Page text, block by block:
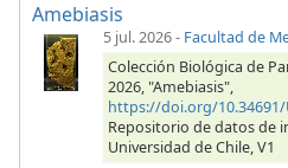
Amebiasis
5 jul. 2026- Facultad de
Colección Biológica de
2026, "Amebiasis",
https://doi.org/10.34691/
Repositorio de datos de
Universidad de Chile, V1